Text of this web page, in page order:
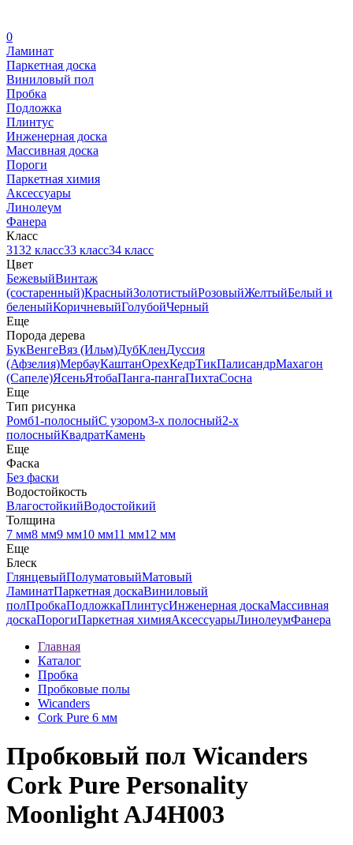
0
Ламинат
Паркетная доска
Виниловый пол
Пробка
Подложка
Плинтус
Инженерная доска
Массивная доска
Пороги
Паркетная химия
Аксессуары
Линолеум
Фанера
Класс
3132 класс33 класс34 класс
Цвет
БежевыйВинтаж
(состаренный)КрасныйЗолотистыйРозовыйЖелтыйБелый и
беленыйКоричневыйГолубойЧерный
Еще
Порода дерева
БукВенгеВяз (Ильм)ДубКленДуссия
(Афзелия)МербауКаштанОрехКедрТикПалисандрМахагон
(Сапеле)ЯсеньЯтобаПанга-пангаПихтаСосна
Еще
Тип рисунка
Ромб1-полосныйС узором3-х полосный2-х
полосныйКвадратКамень
Еще
Фаска
Без фаски
Водостойкость
ВлагостойкийВодостойкий
Толщина
7 мм8 мм9 мм10 мм11 мм12 мм
Еще
Блеск
ГлянцевыйПолуматовыйМатовый
ЛаминатПаркетная доскаВиниловый
полПробкаПодложкаПлинтусИнженерная доскаМассивная
доскаПорогиПаркетная химияАксессуарыЛинолеумФанера
Главная
Каталог
Пробка
Пробковые полы
Wicanders
Cork Pure 6 мм
Пробковый пол Wicanders
Cork Pure Personality
Moonlight AJ4H003